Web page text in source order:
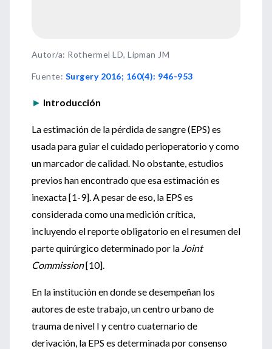
Autor/a: Rothermel LD, Lipman JM
Fuente: Surgery 2016; 160(4): 946-953
► Introducción
La estimación de la pérdida de sangre (EPS) es
usada para guiar el cuidado perioperatorio y como
un marcador de calidad. No obstante, estudios
previos han encontrado que esa estimación es
inexacta [1-9]. A pesar de eso, la EPS es
considerada como una medición crítica,
incluyendo el reporte obligatorio en el resumen del
parte quirúrgico determinado por la Joint
Commission[10].
En la institución en donde se desempeñan los
autores de este trabajo, un centro urbano de
trauma de nivel I y centro cuaternario de
derivación, la EPS es determinada por consenso